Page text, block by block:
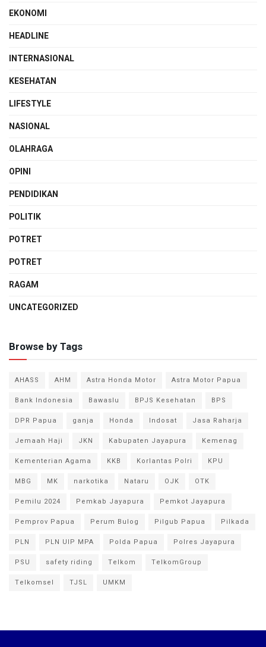
EKONOMI
HEADLINE
INTERNASIONAL
KESEHATAN
LIFESTYLE
NASIONAL
OLAHRAGA
OPINI
PENDIDIKAN
POLITIK
POTRET
POTRET
RAGAM
UNCATEGORIZED
Browse by Tags
AHASS AHM Astra Honda Motor
Astra Motor Papua
Bank Indonesia
Bawaslu BPJS Kesehatan
BPS
DPR Papua
ganja Honda Indosat
Jasa Raharja
Jemaah Haji
JKN Kabupaten Jayapura
Kemenag
Kementerian Agama
KKB Korlantas Polri
KPU
MBG
MK narkotika Nataru OJK
OTK
Pemilu 2024
Pemkab Jayapura
Pemkot Jayapura
Pemprov Papua
Perum Bulog Pilgub Papua
Pilkada
PLN
PLN UIP MPA Polda Papua
Polres Jayapura
PSU
safety riding Telkom
TelkomGroup
Telkomsel
TJSL UMKM